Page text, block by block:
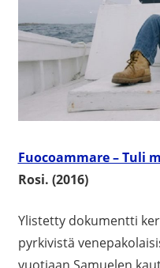
Fuocoammare – Tuli
Rosi. (2016)
Ylistetty dokumentti
pyrkivistä